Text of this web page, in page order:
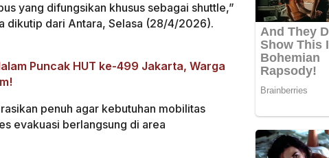
yang difungsikan khusus sebagai shuttle,”
dikutip dari Antara, Selasa (28/4/2026).
Puncak HUT ke-499 Jakarta, Warga
penuh agar kebutuhan mobilitas
evakuasi berlangsung di area